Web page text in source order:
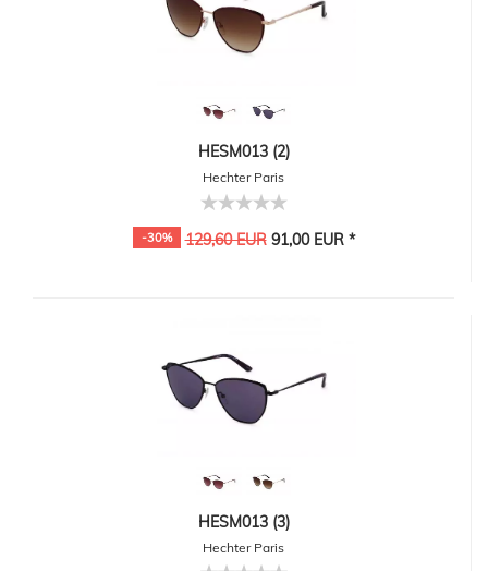
HESM013 (2)
Hechter Paris
-30% 129,60 EUR91,00 EUR *
HESM013 (3)
Hechter Paris